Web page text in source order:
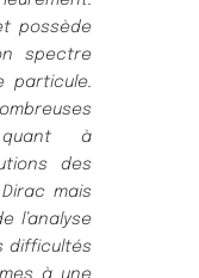
possède
spectre
particule.
à
des
mais
l’analyse
difficultés